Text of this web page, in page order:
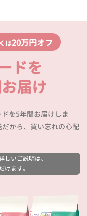
は20万円オフ
ドを
届け
を5年間お届けしま
から、買い忘れの心配
いご説明は、
けます。